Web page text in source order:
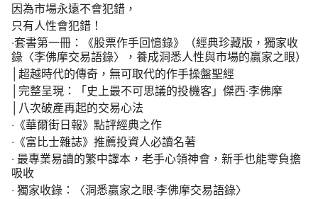
因為市場永遠不會犯錯，
只有人性會犯錯！
‧套書第一冊：《股票作手回憶錄》（經典珍藏版，獨家收
錄〈李佛摩交易語錄〉，養成洞悉人性與市場的贏家之眼）
│超越時代的傳奇，無可取代的作手操盤聖經
│完整呈現：「史上最不可思議的投機客」傑西‧李佛摩
│八次破產再起的交易心法
‧《華爾街日報》點評經典之作
‧《富比士雜誌》推薦投資人必讀名著
‧ 最專業易讀的繁中譯本，老手心領神會，新手也能零負擔
吸收
‧ 獨家收錄：〈洞悉贏家之眼‧李佛摩交易語錄〉